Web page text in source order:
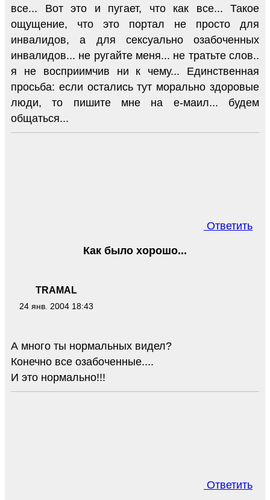
все... Вот это и пугает, что как все... Такое
ощущение, что это портал не просто для
инвалидов, а для сексуально озабоченных
инвалидов... не ругайте меня... не тратьте слов..
я не восприимчив ни к чему... Единственная
просьба: если остались тут морально здоровые
люди, то пишите мне на е-маил... будем
общаться...
Ответить
TRAMAL
24 янв. 2004 18:43
Как было хорошо...
А много ты нормальных видел?
Конечно все озабоченные....
И это нормально!!!
Ответить